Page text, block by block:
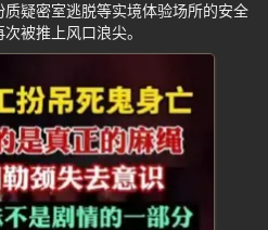
疑密室逃脱等实境体验场所的安全
被推上风口浪尖。